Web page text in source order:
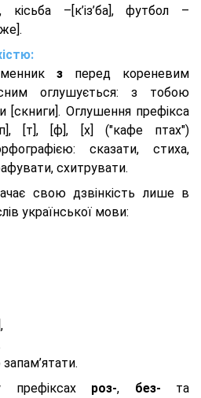
–[к’із’ба], футбол –
з перед кореневим
оглушується: з тобою
[скниги]. Оглушення префікса
[т], [ф], [х] ("кафе птах")
сказати, стиха,
схитрувати.
свою дзвінкість лише в
української мови:
префіксах роз-, без- та